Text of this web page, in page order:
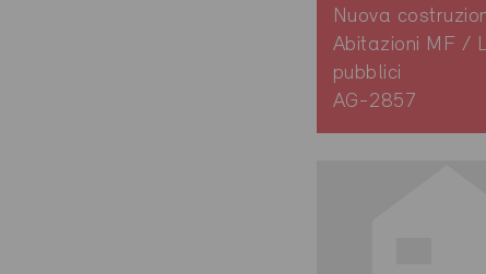
Nuova
Abitazioni MF /
pubblici
AG-2857